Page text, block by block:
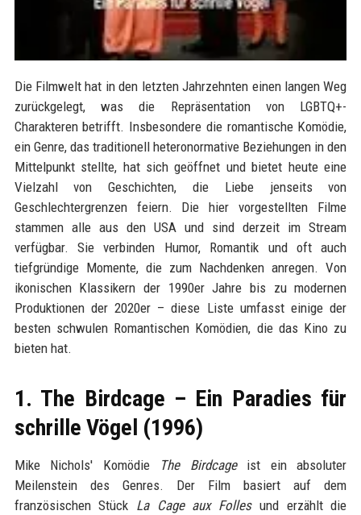
Die Filmwelt hat in den letzten Jahrzehnten einen langen Weg
zurückgelegt, was die Repräsentation von LGBTQ+-
Charakteren betrifft. Insbesondere die romantische Komödie,
ein Genre, das traditionell heteronormative Beziehungen in den
Mittelpunkt stellte, hat sich geöffnet und bietet heute eine
Vielzahl von Geschichten, die Liebe jenseits von
Geschlechtergrenzen feiern. Die hier vorgestellten Filme
stammen alle aus den USA und sind derzeit im Stream
verfügbar. Sie verbinden Humor, Romantik und oft auch
tiefgründige Momente, die zum Nachdenken anregen. Von
ikonischen Klassikern der 1990er Jahre bis zu modernen
Produktionen der 2020er – diese Liste umfasst einige der
besten schwulen Romantischen Komödien, die das Kino zu
bieten hat.
1. The Birdcage – Ein Paradies für
schrille Vögel (1996)
Mike Nichols' Komödie The Birdcageist ein absoluter
Meilenstein des Genres. Der Film basiert auf dem
französischen Stück La Cage aux Follesund erzählt die